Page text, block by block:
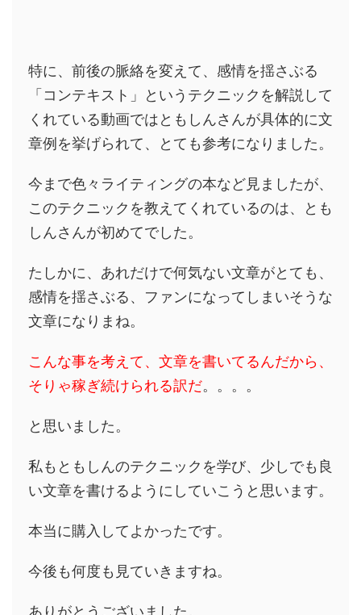
特に、前後の脈絡を変えて、感情を揺さぶる
「コンテキスト」というテクニックを解説して
くれている動画ではともしんさんが具体的に文
章例を挙げられて、とても参考になりました。
今まで色々ライティングの本など見ましたが、
このテクニックを教えてくれているのは、とも
しんさんが初めてでした。
たしかに、あれだけで何気ない文章がとても、
感情を揺さぶる、ファンになってしまいそうな
文章になりまね。
こんな事を考えて、文章を書いてるんだから、
そりゃ稼ぎ続けられる訳だ。。。。
と思いました。
私もともしんのテクニックを学び、少しでも良
い文章を書けるようにしていこうと思います。
本当に購入してよかったです。
今後も何度も見ていきますね。
ありがとうございました。